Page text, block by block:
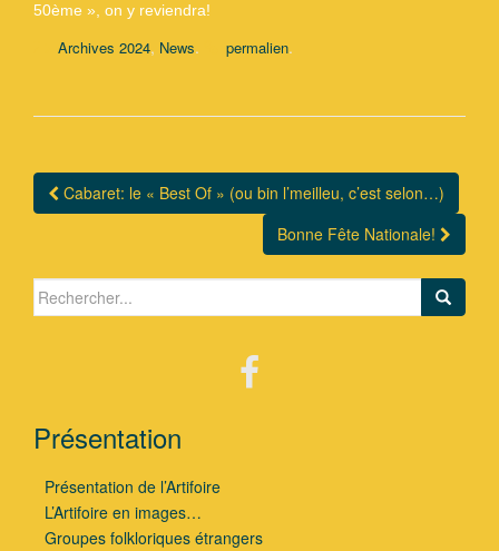
50ème », on y reviendra!
Archives 2024, News. permalien.
Navigation Article
Cabaret: le « Best Of » (ou bin l’meilleu, c’est selon…)
Bonne Fête Nationale!
Search for:
Présentation
Présentation de l’Artifoire
L’Artifoire en images…
Groupes folkloriques étrangers